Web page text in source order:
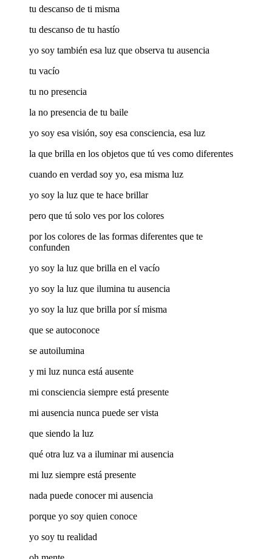
tu descanso de ti misma
tu descanso de tu hastío
yo soy también esa luz que observa tu ausencia
tu vacío
tu no presencia
la no presencia de tu baile
yo soy esa visión, soy esa consciencia, esa luz
la que brilla en los objetos que tú ves como diferentes
cuando en verdad soy yo, esa misma luz
yo soy la luz que te hace brillar
pero que tú solo ves por los colores
por los colores de las formas diferentes que te
confunden
yo soy la luz que brilla en el vacío
yo soy la luz que ilumina tu ausencia
yo soy la luz que brilla por sí misma
que se autoconoce
se autoilumina
y mi luz nunca está ausente
mi consciencia siempre está presente
mi ausencia nunca puede ser vista
que siendo la luz
qué otra luz va a iluminar mi ausencia
mi luz siempre está presente
nada puede conocer mi ausencia
porque yo soy quien conoce
yo soy tu realidad